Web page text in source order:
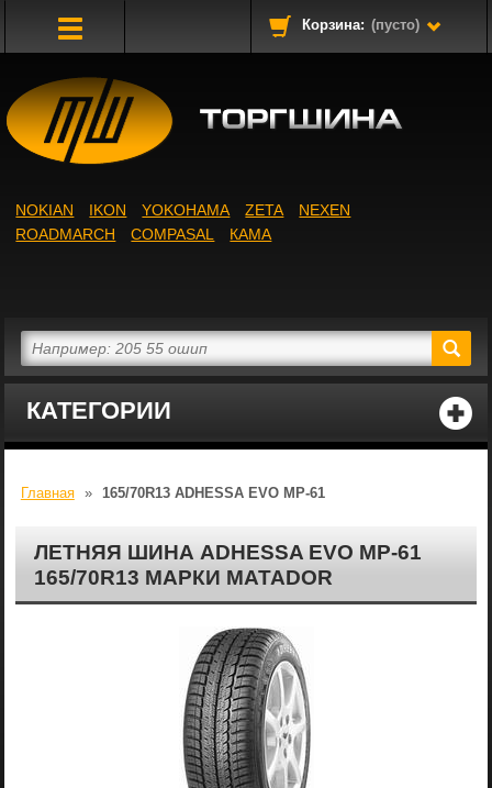
Корзина: (пусто)
КАТЕГОРИИ
NOKIAN IKON YOKOHAMA ZETA
NEXEN
ROADMARCH
COMPASAL КАМА
Главная » 165/70R13 ADHESSA EVO МР-61
ЛЕТНЯЯ ШИНА ADHESSA EVO МР-61
165/70R13 МАРКИ MATADOR